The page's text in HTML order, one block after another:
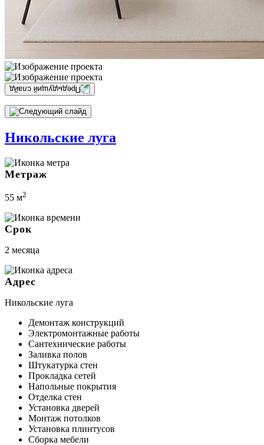
Никольские луга
Метраж
55 м2
Срок
2 месяца
Адрес
Никольские луга
Демонтаж конструкций
Электромонтажные работы
Сантехнические работы
Заливка полов
Штукатурка стен
Прокладка сетей
Напольные покрытия
Отделка стен
Установка дверей
Монтаж потолков
Установка плинтусов
Сборка мебели